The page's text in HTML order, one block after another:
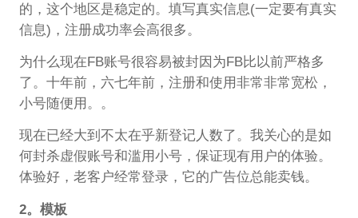
的，这个地区是稳定的。填写真实信息(一定要有真实
信息)，注册成功率会高很多。
为什么现在FB账号很容易被封因为FB比以前严格多
了。十年前，六七年前，注册和使用非常非常宽松，
小号随便用。。
现在已经大到不太在乎新登记人数了。我关心的是如
何封杀虚假账号和滥用小号，保证现有用户的体验。
体验好，老客户经常登录，它的广告位总能卖钱。
2。模板